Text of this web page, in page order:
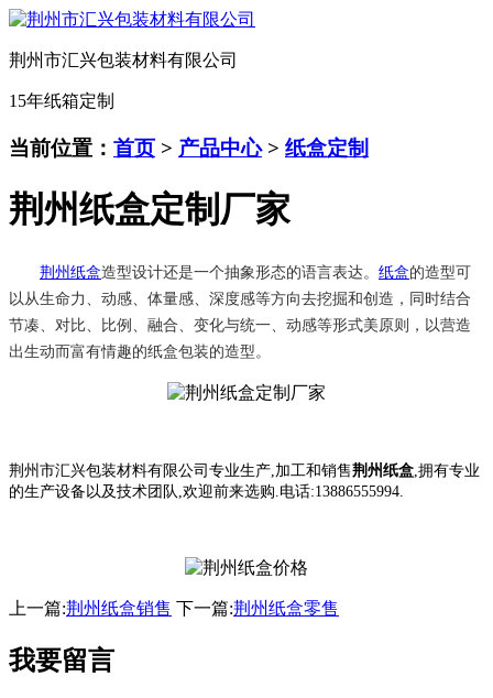
荆州市汇兴包装材料有限公司
15年纸箱定制
当前位置： 首页 > 产品中心> 纸盒定制
荆州纸盒定制厂家
荆州纸盒造型设计还是一个抽象形态的语言表达。 纸盒的造型可
以从生命力、动感、体量感、深度感等方向去挖掘和创造，同时结合
节凑、对比、比例、融合、变化与统一、动感等形式美原则，以营造
出生动而富有情趣的纸盒包装的造型。
荆州市汇兴包装材料有限公司专业生产,加工和销售荆州纸盒 ,拥有专业
的生产设备以及技术团队,欢迎前来选购.电话:13886555994.
上一篇:荆州纸盒销售 下一篇:荆州纸盒零售
我要留言